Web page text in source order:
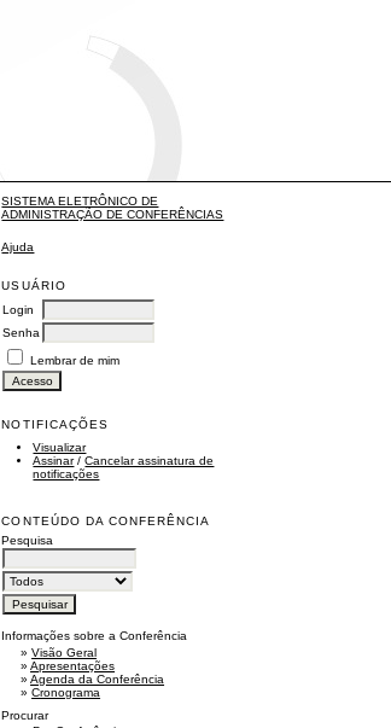
SISTEMA ELETRÔNICO DE
ADMINISTRAÇÃO DE CONFERÊNCIAS
Ajuda
USUÁRIO
Login
Senha
Lembrar de mim
NOTIFICAÇÕES
Visualizar
Assinar/Cancelar assinatura de
notificações
CONTEÚDO DA CONFERÊNCIA
Pesquisa
Informações sobre a Conferência
»Visão Geral
»Apresentações
»Agenda da Conferência
»Cronograma
Procurar